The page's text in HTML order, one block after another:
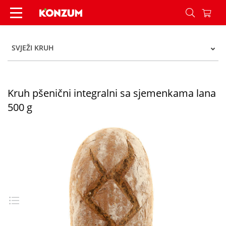
Kruh pšenični integralni sa sjemenkama lana
SVJEŽI KRUH
Kruh pšenični integralni sa sjemenkama lana
500 g